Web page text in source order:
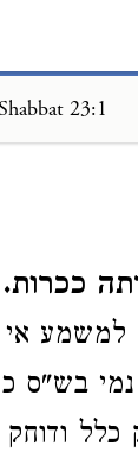
23:1
ככרות.
למשמע
בש"ס
כלל ודוחק